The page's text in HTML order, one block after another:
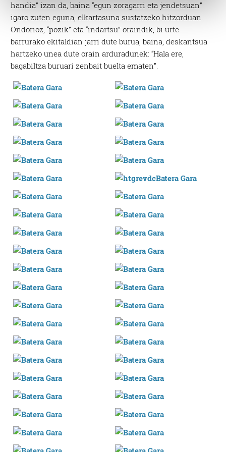
and set your preferences in thedetails section.
Guk eta gure bazkideek zure datu pertsonalak
prozesatzen ditugu, zure IP zenbakia, besteak beste,
teknologia erabiliz, cookieak adibidez, iragarki eta eduki
pertsonalizatuak eskaintzeko, iragarkiak eta edukia
neurtzeko, jendeari buruzko informazioa biltzeko eta
erabiltzen dituen hauta dezakezu.
interes komertzial legitimoetan babesten dira. Ikusi gure
bazkideen zerrenda, beren ustez zein helburutarako
dezakezun ikusteko.
buruzko informazio gehiago eta ezarri zure lehentasunak
datuen atalean. Edozein unetan alda edo ken dezakezu
Webgune honek cookie propioak eta hirugarrenen cookie-
zerbitzuak hobetzeko asmoz, cookie teknologiaz
baliatzen gara. Ohar hau onartuz gero, teknologia hori
irakurri
handia” izan da, baina “egun zoragarri eta jendetsuan”
igaro zuten eguna, elkartasuna sustatzeko hitzorduan.
Ondorioz, “pozik” eta “indartsu” oraindik, bi urte
barrurako ekitaldian jarri dute burua, baina, deskantsua
hartzeko unea dute orain arduradunek: “Hala ere,
bagabiltza buruari zenbait buelta ematen”.